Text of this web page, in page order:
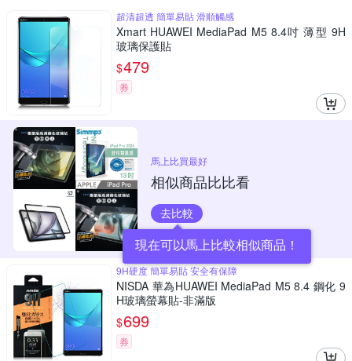
超清超透 簡單易貼 滑順觸感
Xmart HUAWEI MediaPad M5 8.4吋 薄型 9H
玻璃保護貼
$479
券
馬上比買最好
相似商品比比看
去比較
現在可以馬上比較相似商品！
9H硬度 簡單易貼 安全有保障
NISDA 華為HUAWEI MediaPad M5 8.4 鋼化 9
H玻璃螢幕貼-非滿版
$699
券